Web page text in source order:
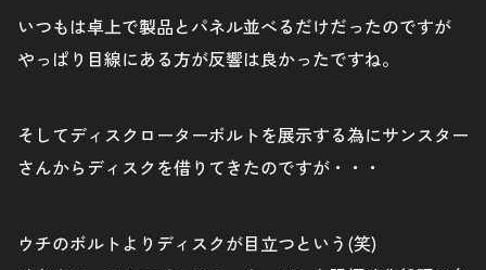
いつもは卓上で製品とパネル並べるだけだったのですが
やっぱり目線にある方が反響は良かったですね。
そしてディスクローターボルトを展示する為にサンスター
さんからディスクを借りてきたのですが・・・
ウチのボルトよりディスクが目立つという(笑)